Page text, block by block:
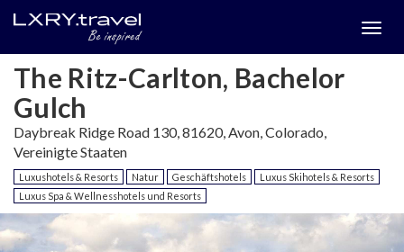
The Ritz-Carlton, Bachelor
Gulch
Daybreak Ridge Road 130, 81620, Avon, Colorado,
Vereinigte Staaten
Luxushotels & Resorts Natur Geschäftshotels
Luxus Skihotels & Resorts
Luxus Spa & Wellnesshotels und Resorts